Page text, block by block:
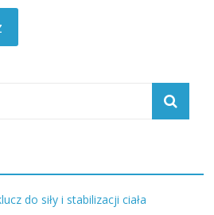
do siły i stabilizacji ciała